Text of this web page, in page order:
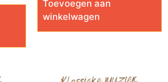
Toevoegen aan
winkelwagen